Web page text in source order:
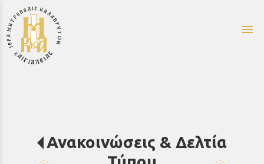
menu
Ανακοινώσεις & Δελτία